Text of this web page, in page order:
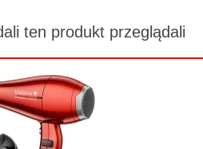
ten produkt przeglądali